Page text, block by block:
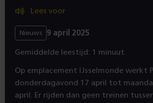
Lees voor
Nieuws 9 april 2025
Gemiddelde leestijd: 1 minuut
Op emplacement IJsselmonde werkt
donderdagavond 17 april tot
april. Er rijden dan geen treinen